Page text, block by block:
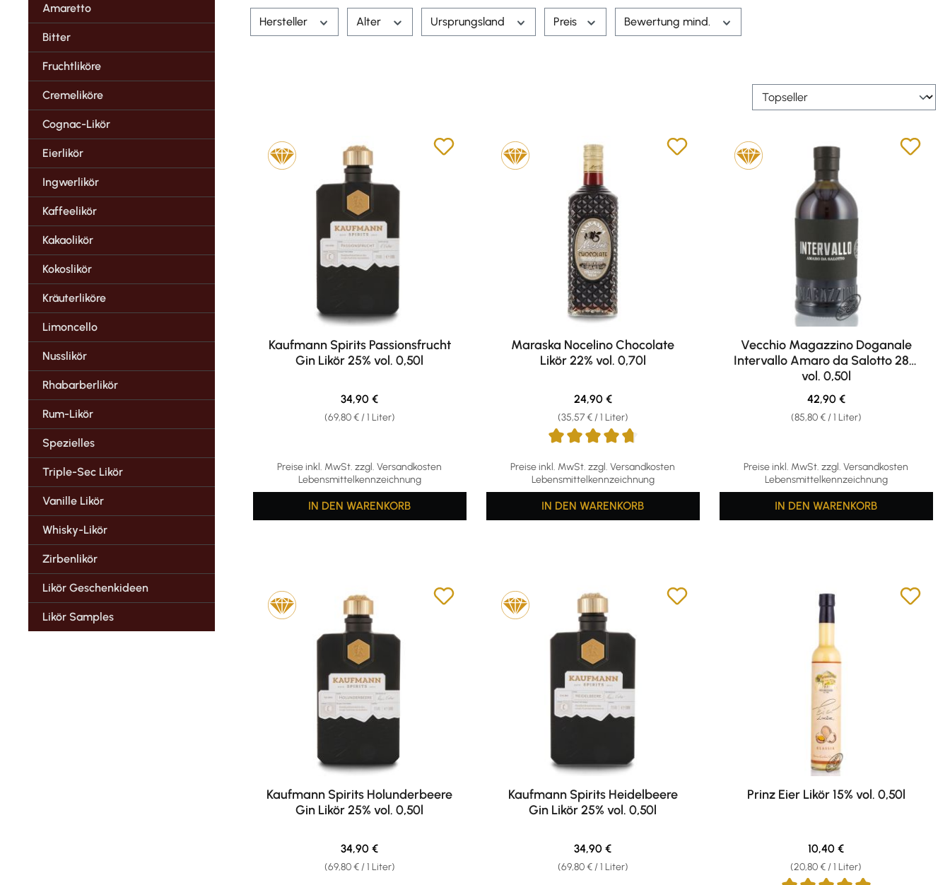
Amaretto
Bitter
Fruchtliköre
Cremeliköre
Cognac-Likör
Eierlikör
Ingwerlikör
Kaffeelikör
Kakaolikör
Kokoslikör
Kräuterliköre
Limoncello
Nusslikör
Rhabarberlikör
Rum-Likör
Spezielles
Triple-Sec Likör
Vanille Likör
Whisky-Likör
Zirbenlikör
Likör Geschenkideen
Likör Samples
Hersteller Alter Ursprungsland Preis Bewertung mind.
Kaufmann Spirits Passionsfrucht
Gin Likör 25% vol. 0,50l
Preise inkl. MwSt. zzgl. Versandkosten
Lebensmittelkennzeichnung
(69,80 € / 1 Liter)
Regulärer Preis:
34,90 €
IN DEN WARENKORB
Maraska Nocelino Chocolate
Likör 22% vol. 0,70l
Preise inkl. MwSt. zzgl. Versandkosten
Lebensmittelkennzeichnung
(35,57 € / 1 Liter)
Regulärer Preis:
24,90 €
IN DEN WARENKORB
Vecchio Magazzino Doganale
Intervallo Amaro da Salotto 28%
vol. 0,50l
Preise inkl. MwSt. zzgl. Versandkosten
Lebensmittelkennzeichnung
(85,80 € / 1 Liter)
Regulärer Preis:
42,90 €
IN DEN WARENKORB
Kaufmann Spirits Holunderbeere
Gin Likör 25% vol. 0,50l
(69,80 € / 1 Liter)
Regulärer Preis:
34,90 €
Kaufmann Spirits Heidelbeere
Gin Likör 25% vol. 0,50l
(69,80 € / 1 Liter)
Regulärer Preis:
34,90 €
Prinz Eier Likör 15% vol. 0,50l
(20,80 € / 1 Liter)
Regulärer Preis:
10,40 €